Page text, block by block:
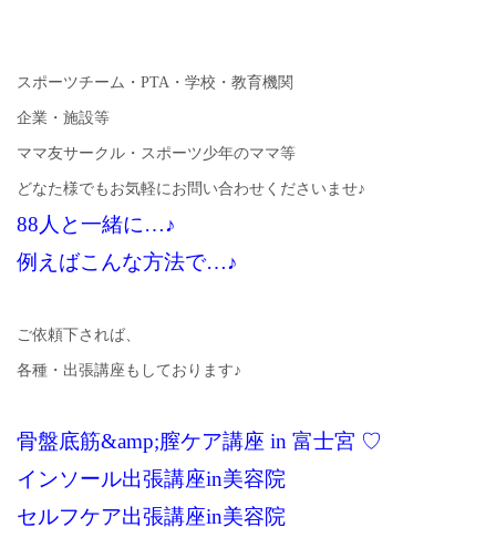
スポーツチーム・PTA・学校・教育機関
企業・施設等
ママ友サークル・スポーツ少年のママ等
どなた様でもお気軽にお問い合わせくださいませ♪
88人と一緒に…♪
例えばこんな方法で…♪
ご依頼下されば、
各種・出張講座もしております♪
骨盤底筋&amp;膣ケア講座 in 富士宮 ♡
インソール出張講座in美容院
セルフケア出張講座in美容院